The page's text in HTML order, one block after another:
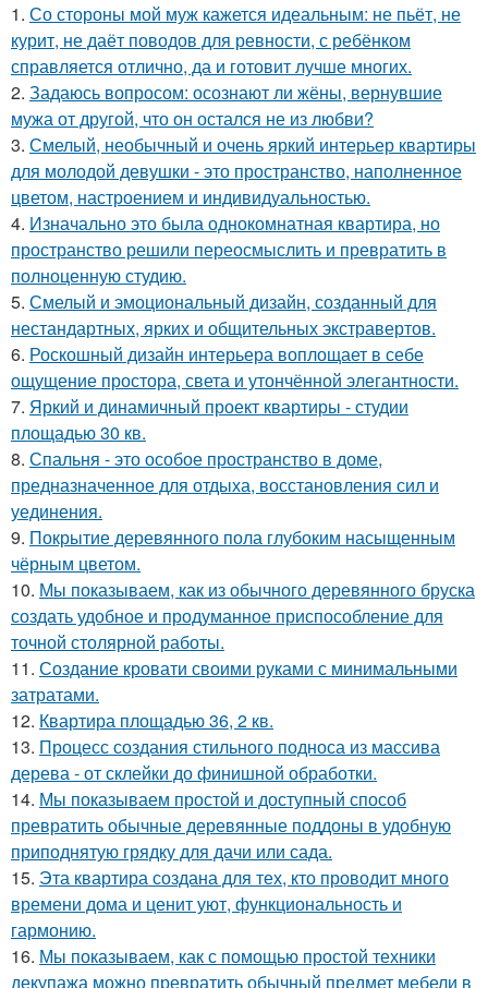
1. Со стороны мой муж кажется идеальным: не пьёт, не
курит, не даёт поводов для ревности, с ребёнком
справляется отлично, да и готовит лучше многих.
2. Задаюсь вопросом: осознают ли жёны, вернувшие
мужа от другой, что он остался не из любви?
3. Смелый, необычный и очень яркий интерьер квартиры
для молодой девушки - это пространство, наполненное
цветом, настроением и индивидуальностью.
4. Изначально это была однокомнатная квартира, но
пространство решили переосмыслить и превратить в
полноценную студию.
5. Смелый и эмоциональный дизайн, созданный для
нестандартных, ярких и общительных экстравертов.
6. Роскошный дизайн интерьера воплощает в себе
ощущение простора, света и утончённой элегантности.
7. Яркий и динамичный проект квартиры - студии
площадью 30 кв.
8. Спальня - это особое пространство в доме,
предназначенное для отдыха, восстановления сил и
уединения.
9. Покрытие деревянного пола глубоким насыщенным
чёрным цветом.
10. Мы показываем, как из обычного деревянного бруска
создать удобное и продуманное приспособление для
точной столярной работы.
11. Создание кровати своими руками с минимальными
затратами.
12. Квартира площадью 36, 2 кв.
13. Процесс создания стильного подноса из массива
дерева - от склейки до финишной обработки.
14. Мы показываем простой и доступный способ
превратить обычные деревянные поддоны в удобную
приподнятую грядку для дачи или сада.
15. Эта квартира создана для тех, кто проводит много
времени дома и ценит уют, функциональность и
гармонию.
16. Мы показываем, как с помощью простой техники
декупажа можно превратить обычный предмет мебели в